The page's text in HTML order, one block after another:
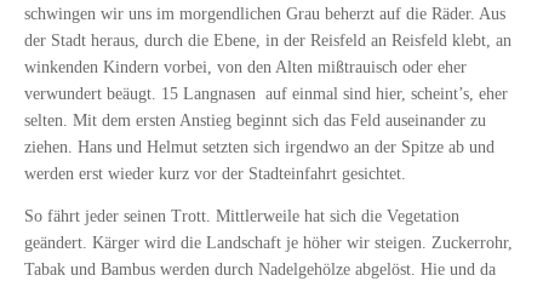
schwingen wir uns im morgendlichen Grau beherzt auf die Räder. Aus
der Stadt heraus, durch die Ebene, in der Reisfeld an Reisfeld klebt, an
winkenden Kindern vorbei, von den Alten mißtrauisch oder eher
verwundert beäugt. 15 Langnasen auf einmal sind hier, scheint’s, eher
selten. Mit dem ersten Anstieg beginnt sich das Feld auseinander zu
ziehen. Hans und Helmut setzten sich irgendwo an der Spitze ab und
werden erst wieder kurz vor der Stadteinfahrt gesichtet.
So fährt jeder seinen Trott. Mittlerweile hat sich die Vegetation
geändert. Kärger wird die Landschaft je höher wir steigen. Zuckerrohr,
Tabak und Bambus werden durch Nadelgehölze abgelöst. Hie und da